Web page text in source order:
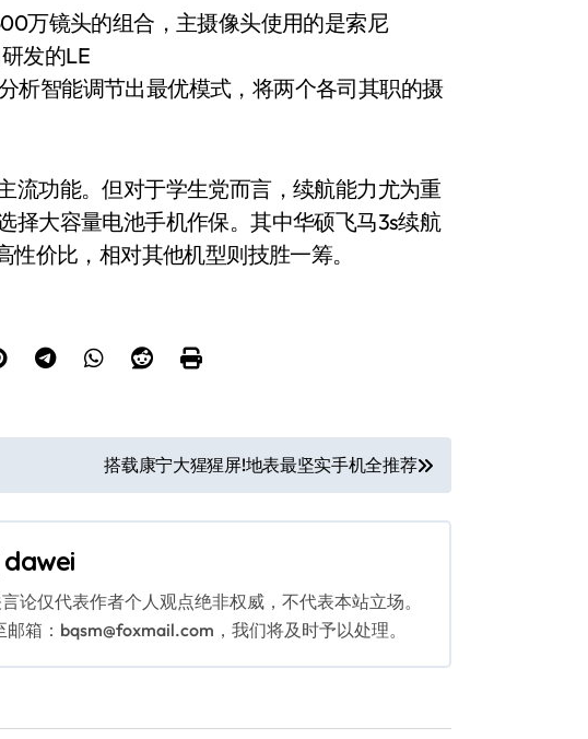
万镜头的组合，主摄像头使用的是索尼
发的LE
析智能调节出最优模式，将两个各司其职的摄
流功能。但对于学生党而言，续航能力尤为重
择大容量电池手机作保。其中华硕飞马3s续航
价比，相对其他机型则技胜一筹。
搭载康宁大猩猩屏!地表最坚实手机全推荐
dawei
论仅代表作者个人观点绝非权威，不代表本站立场。
箱：bqsm@foxmail.com，我们将及时予以处理。